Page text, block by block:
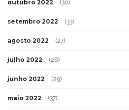
outubro 2022 (30)
setembro 2022 (33)
agosto 2022 (27)
julho 2022 (28)
junho 2022 (29)
maio 2022 (37)